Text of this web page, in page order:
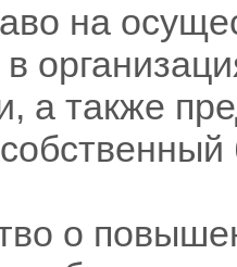
на
в
а также
о